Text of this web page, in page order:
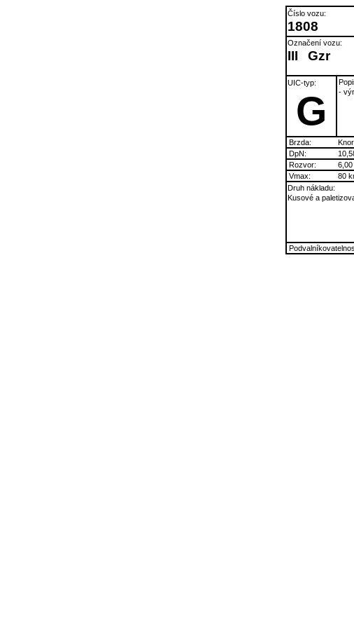
Číslo vozu:
1808
Označení vozu:
III Gzr
UIC-typ:
G
-
Brzda:
DpN:
Rozvor: 6,00
Vmax: 80
Druh nákladu:
Kusové a